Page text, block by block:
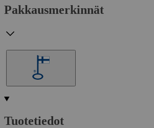
Pakkausmerkinnät
Tuotetiedot